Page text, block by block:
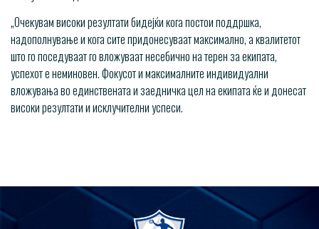
„Очекувам високи резултати бидејќи кога постои поддршка,
надополнување и кога сите придонесуваат максимално, а квалитетот
што го поседуваат го вложуваат несебично на терен за екипата,
успехот е неминовен. Фокусот и максималните индивидуални
вложувања во единствената и заедничка цел на екипата ќе и донесат
високи резултати и исклучителни успеси.